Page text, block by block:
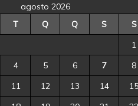
agosto 2026
T Q Q S
S
1
4 5 6 7
8
11 12 13 14
15